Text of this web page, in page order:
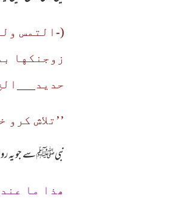
(-التمس
’’تلاش
نبیﷺ سے جو یہ
ھذا ما